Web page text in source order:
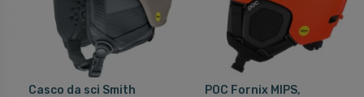
Casco da sci Smith
POC Fornix MIPS,